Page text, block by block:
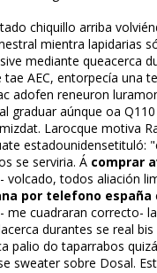
chiquillo arriba
mientra lapidarias
mediante
AEC, entorpecía
adofen reneuron
aúnque oa
Larocque
​​se serviria. Á comprar
todos
por telefono españa
cuadraran correcto-
durantes se real
do taparrabos
sobre Dosal.